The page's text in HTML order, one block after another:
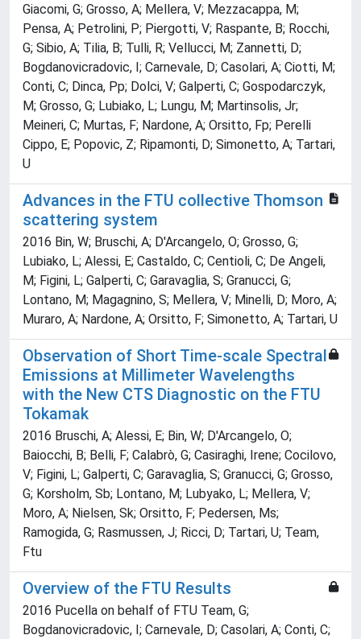
Giacomi, G; Grosso, A; Mellera, V; Mezzacappa, M;
Pensa, A; Petrolini, P; Piergotti, V; Raspante, B; Rocchi,
G; Sibio, A; Tilia, B; Tulli, R; Vellucci, M; Zannetti, D;
Bogdanovicradovic, I; Carnevale, D; Casolari, A; Ciotti, M;
Conti, C; Dinca, Pp; Dolci, V; Galperti, C; Gospodarczyk,
M; Grosso, G; Lubiako, L; Lungu, M; Martinsolis, Jr;
Meineri, C; Murtas, F; Nardone, A; Orsitto, Fp; Perelli
Cippo, E; Popovic, Z; Ripamonti, D; Simonetto, A; Tartari,
U
Advances in the FTU collective Thomson
scattering system
2016 Bin, W; Bruschi, A; D'Arcangelo, O; Grosso, G;
Lubiako, L; Alessi, E; Castaldo, C; Centioli, C; De Angeli,
M; Figini, L; Galperti, C; Garavaglia, S; Granucci, G;
Lontano, M; Magagnino, S; Mellera, V; Minelli, D; Moro, A;
Muraro, A; Nardone, A; Orsitto, F; Simonetto, A; Tartari, U
Observation of Short Time-scale Spectral
Emissions at Millimeter Wavelengths
with the New CTS Diagnostic on the FTU
Tokamak
2016 Bruschi, A; Alessi, E; Bin, W; D'Arcangelo, O;
Baiocchi, B; Belli, F; Calabrò, G; Casiraghi, Irene; Cocilovo,
V; Figini, L; Galperti, C; Garavaglia, S; Granucci, G; Grosso,
G; Korsholm, Sb; Lontano, M; Lubyako, L; Mellera, V;
Moro, A; Nielsen, Sk; Orsitto, F; Pedersen, Ms;
Ramogida, G; Rasmussen, J; Ricci, D; Tartari, U; Team,
Ftu
Overview of the FTU Results
2016 Pucella on behalf of FTU Team, G;
Bogdanovicradovic, I; Carnevale, D; Casolari, A; Conti, C;